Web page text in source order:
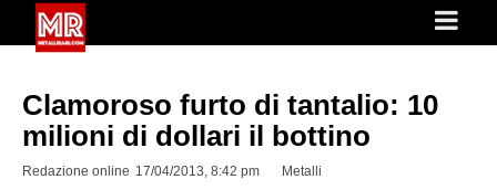
Clamoroso furto di tantalio: 10
milioni di dollari il bottino
Redazione online 17/04/2013, 8:42 pm Metalli